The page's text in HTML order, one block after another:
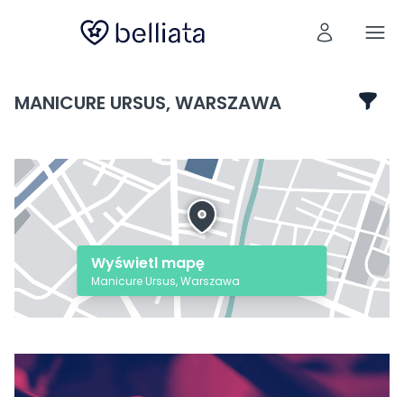
MANICURE URSUS, WARSZAWA
Wyświetl mapę
Manicure Ursus, Warszawa